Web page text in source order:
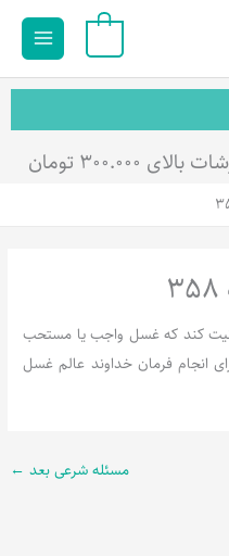
Main
تومان
نیت کند که غسل واجب یا مستحب
انجام فرمان خداوند عالم غسل
مسئله شرعی بعد ←